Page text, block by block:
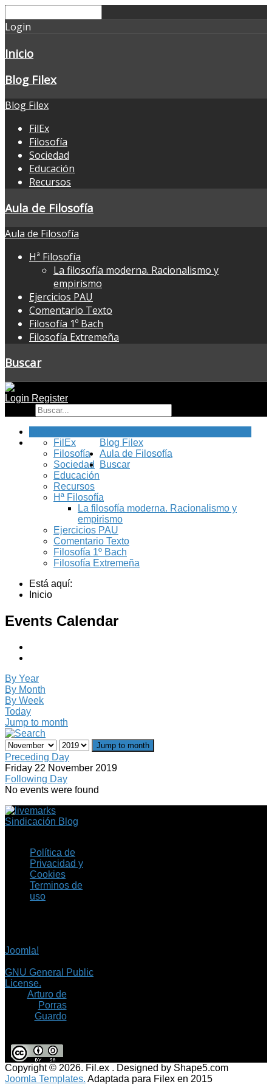
Login
Inicio
Blog Filex
Blog Filex
FilEx
Filosofía
Sociedad
Educación
Recursos
Aula de Filosofía
Aula de Filosofía
Hª Filosofía
La filosofía moderna. Racionalismo y
empirismo
Ejercicios PAU
Comentario Texto
Filosofía 1º Bach
Filosofía Extremeña
Buscar
Login Register
Blog Filex
FilEx
Filosofía
Sociedad
Educación
Recursos
Aula de Filosofía
Hª Filosofía
La filosofía moderna. Racionalismo y
empirismo
Ejercicios PAU
Comentario Texto
Filosofía 1º Bach
Filosofía Extremeña
Buscar
Está aquí:
Inicio
Events Calendar
By Year
By Month
By Week
Today
Jump to month
Jump to month
Preceding Day
Friday 22 November 2019
Following Day
No events were found
Sindicación Blog
Política de
Privacidad y
Cookies
Terminos de
uso
Joomla!
GNU General Public
License.
Arturo de
Porras
Guardo
Copyright © 2026. Fil.ex . Designed by Shape5.com
Joomla Templates. Adaptada para Filex en 2015